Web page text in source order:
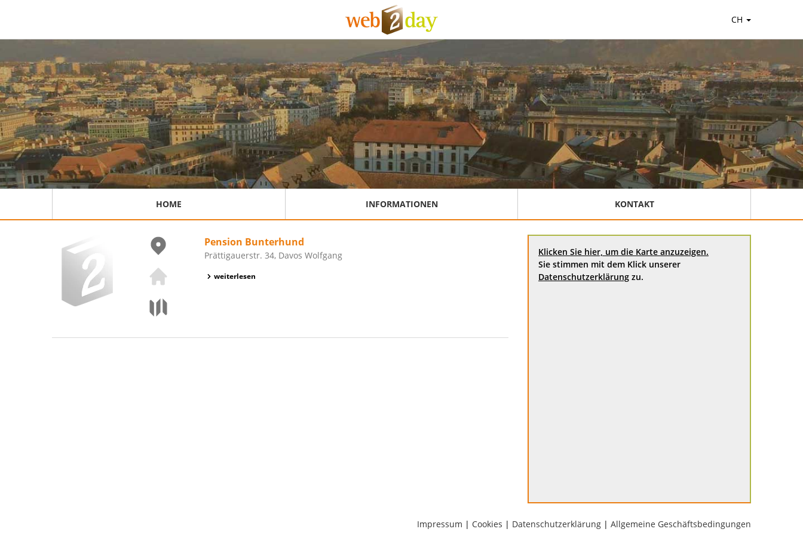
CH
HOME INFORMATIONEN KONTAKT
Pension Bunterhund
Prättigauerstr. 34, Davos Wolfgang
weiterlesen
Klicken Sie hier, um die Karte anzuzeigen.
Sie stimmen mit dem Klick unserer
Datenschutzerklärung zu.
Impressum | Cookies | Datenschutzerklärung | Allgemeine Geschäftsbedingungen